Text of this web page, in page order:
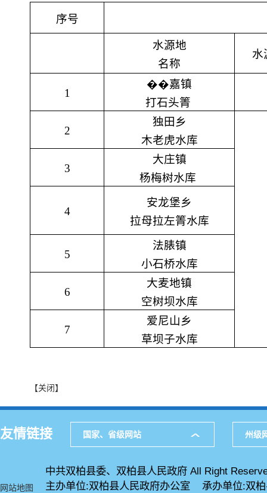
序号
水源地
名称
水
1
��嘉镇
打石头箐
2
独田乡
木老虎水库
3
大庄镇
杨梅树水库
4
安龙堡乡
拉母拉左箐水库
5
法脿镇
小石桥水库
6
大麦地镇
空树坝水库
7
爱尼山乡
草坝子水库
【关闭】
友情链接 国家、省级网站 州级
网站地图
中共双柏县委、双柏县人民政府 All Right
主办单位:双柏县人民政府办公室 承办单位:双